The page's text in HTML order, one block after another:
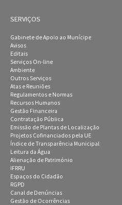
SERVIÇOS
Gabinete de Apoio ao Munícipe
Avisos
Editais
Serviços On-line
Ambiente
Outros Serviços
Atas e Reuniões
Regulamentos e Normas
Recursos Humanos
Gestão Financeira
Contratação Pública
Emissão de Plantas de Localização
Projetos Cofinanciados pela UE
Índice de Transparência Municipal
Leitura da Água
Alienação de Património
IFRRU
Espaços do Cidadão
RGPD
Canal de Denúncias
Gestão de Ocorrências